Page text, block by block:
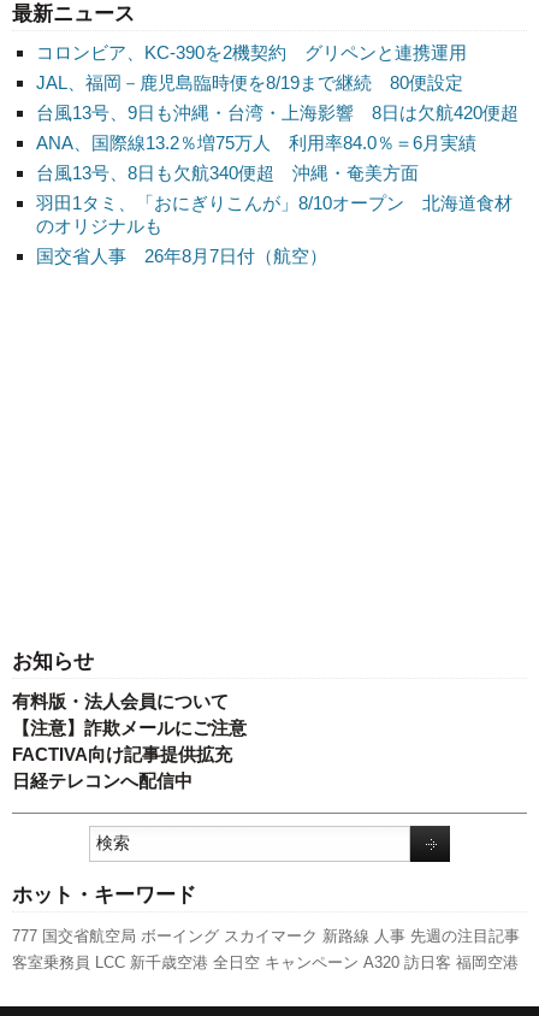
最新ニュース
コロンビア、KC-390を2機契約 グリペンと連携運用
JAL、福岡－鹿児島臨時便を8/19まで継続 80便設定
台風13号、9日も沖縄・台湾・上海影響 8日は欠航420便超
ANA、国際線13.2％増75万人 利用率84.0％＝6月実績
台風13号、8日も欠航340便超 沖縄・奄美方面
羽田1タミ、「おにぎりこんが」8/10オープン 北海道食材
のオリジナルも
国交省人事 26年8月7日付（航空）
お知らせ
有料版・法人会員について
【注意】詐欺メールにご注意
FACTIVA向け記事提供拡充
日経テレコンへ配信中
ホット・キーワード
777 国交省航空局 ボーイング スカイマーク 新路線 人事 先週の注目記事
客室乗務員
LCC 新千歳空港 全日空 キャンペーン A320 訪日客 福岡空港